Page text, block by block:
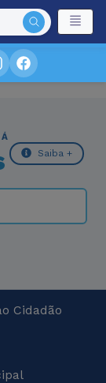
Saiba +
Cidadão